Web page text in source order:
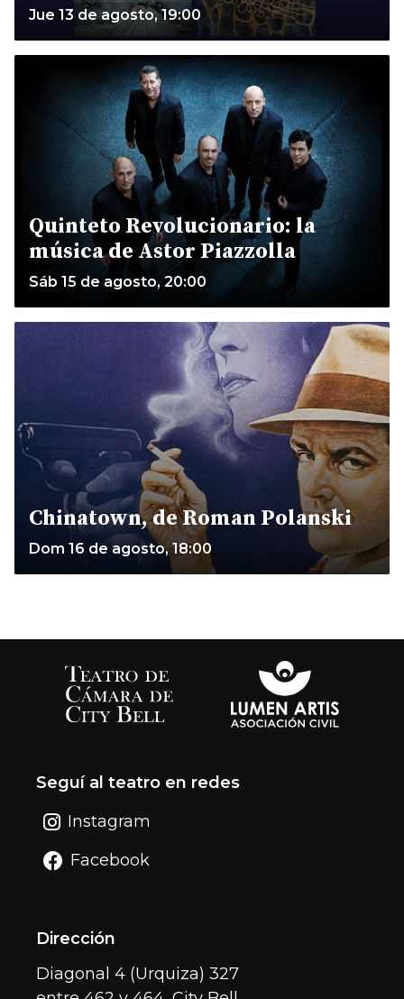
Jue 13 de agosto, 19:00
Quinteto Revolucionario: la
música de Astor Piazzolla
Sáb 15 de agosto, 20:00
Chinatown, de Roman Polanski
Dom 16 de agosto, 18:00
Seguí al teatro en redes
Instagram
Facebook
Dirección
Diagonal 4 (Urquiza) 327